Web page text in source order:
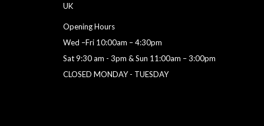
UK
Opening Hours
Wed –Fri 10:00am – 4:30pm
Sat 9:30 am - 3pm & Sun 11:00am – 3:00pm
CLOSED MONDAY - TUESDAY